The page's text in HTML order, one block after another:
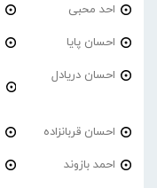
احد محبی
احسان پایا
احسان دریادل
احسان قربانزاده
احمد بازوند